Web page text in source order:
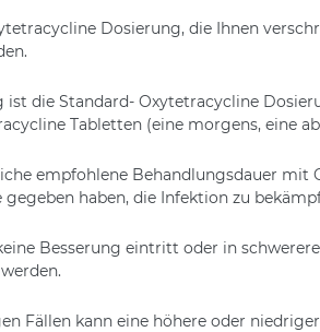
Dosierung, die Ihnen
ist die Standard- Oxytetracycline
Tabletten (eine morgens, eine
empfohlene Behandlungsdauer mit
gegeben haben, die Infektion zu
Besserung eintritt oder in
Fällen kann eine höhere oder